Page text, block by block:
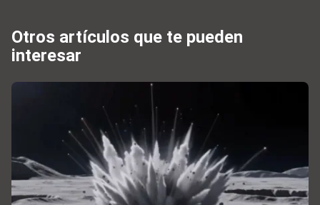
Otros artículos que te pueden
interesar